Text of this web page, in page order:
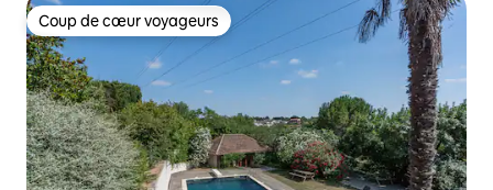
Coup de cœur voyageurs
Coup de cœur voyageurs